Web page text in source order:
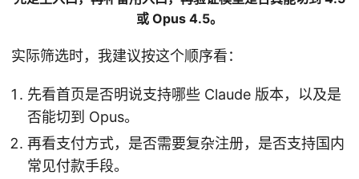
或 Opus 4.5。
实际筛选时，我建议按这个顺序看：
先看首页是否明说支持哪些 Claude 版本，以及是
否能切到 Opus。
再看支付方式，是否需要复杂注册，是否支持国内
常见付款手段。